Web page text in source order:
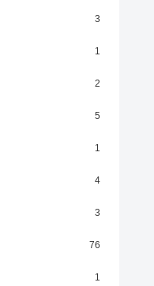
3
1
2
5
1
4
3
76
1